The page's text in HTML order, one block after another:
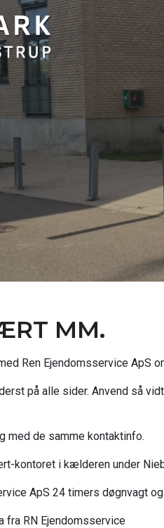
MM.
Ren Ejendomsservice
på alle sider. Anvend så
med de samme kontaktinfo.
kontoret i kælderen under
ApS 24 timers døgnvagt
fra RN Ejendomsservice